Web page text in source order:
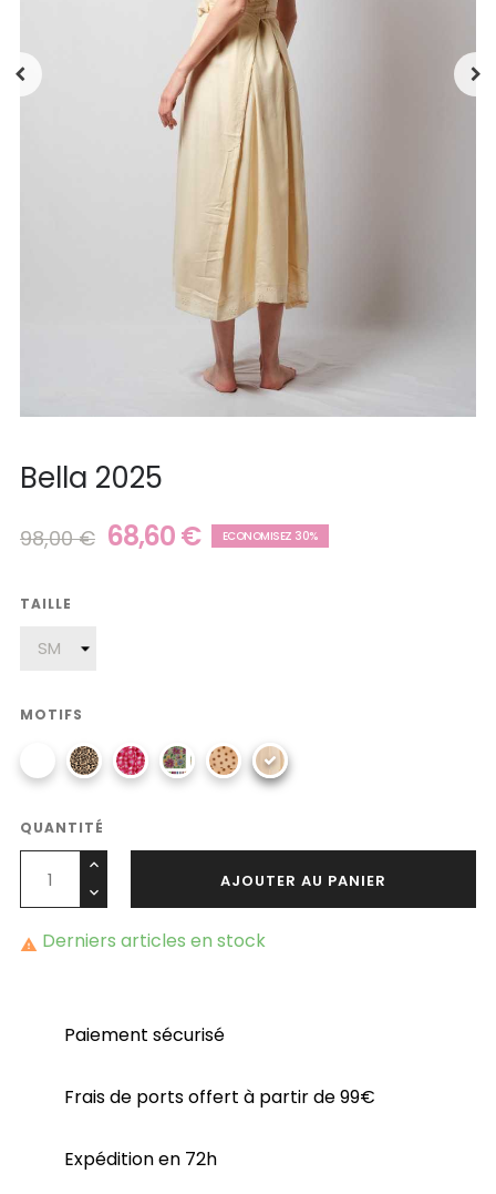
Bella 2025
98,00 € 68,60 € ECONOMISEZ 30%
TAILLE
MOTIFS
QUANTITÉ
AJOUTER AU PANIER
 Derniers articles en stock
Paiement sécurisé
Frais de ports offert à partir de 99€
Expédition en 72h